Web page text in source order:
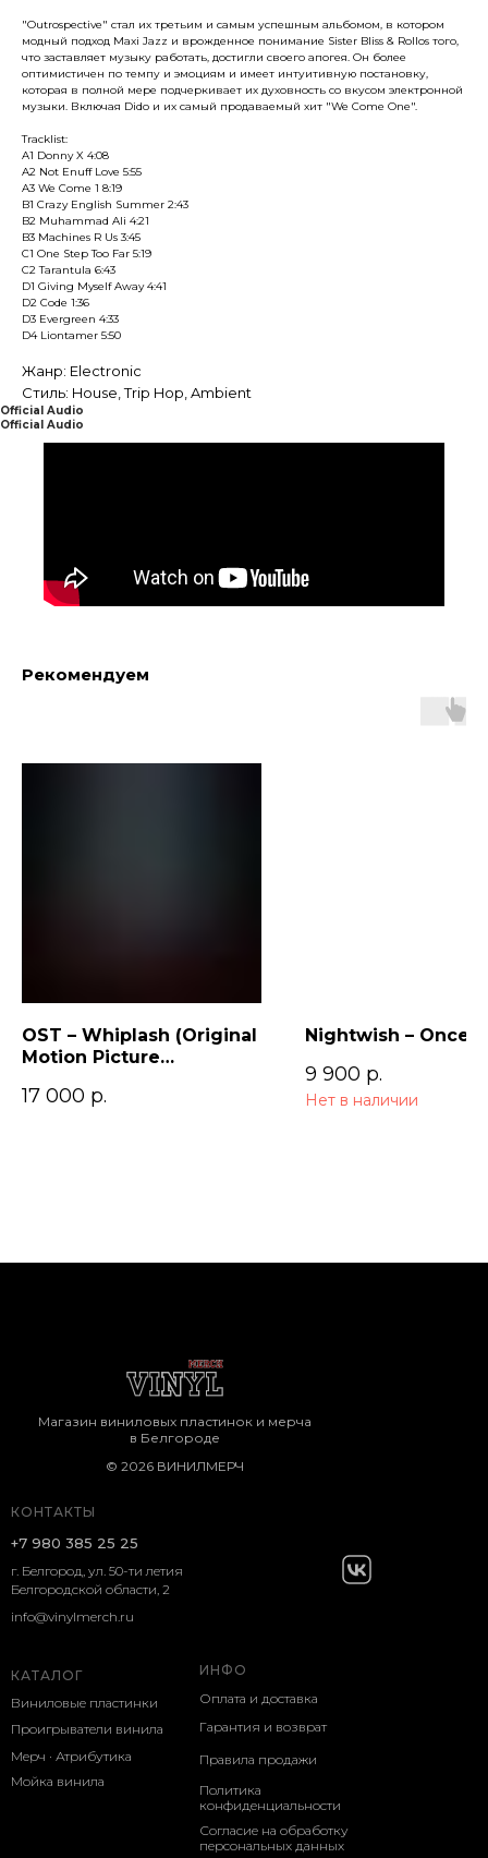
"Outrospective" стал их третьим и самым успешным альбомом, в котором
модный подход Maxi Jazz и врожденное понимание Sister Bliss & Rollos того,
что заставляет музыку работать, достигли своего апогея. Он более
оптимистичен по темпу и эмоциям и имеет интуитивную постановку,
которая в полной мере подчеркивает их духовность со вкусом электронной
музыки. Включая Dido и их самый продаваемый хит "We Come One".
Tracklist:
A1 Donny X 4:08
A2 Not Enuff Love 5:55
A3 We Come 1 8:19
B1 Crazy English Summer 2:43
B2 Muhammad Ali 4:21
B3 Machines R Us 3:45
C1 One Step Too Far 5:19
C2 Tarantula 6:43
D1 Giving Myself Away 4:41
D2 Code 1:36
D3 Evergreen 4:33
D4 Liontamer 5:50
Жанр: Electronic
Стиль: House, Trip Hop, Ambient
Official Audio
Official Audio
Рекомендуем
OST – Whiplash (Original
Motion Picture
17 000 р.
Nightwish – Once
9 900 р.
Нет в наличии
КОНТАКТЫ
г. Белгород, ул. 50-ти летия
Белгородской области, 2
КАТАЛОГ
Виниловые пластинки
ИНФО
Оплата и доставка
+7 980 385 25 25
Магазин виниловых пластинок и мерча
в Белгороде
Проигрыватели винила
Мерч · Атрибутика
Мойка винила
Гарантия и возврат
Политика
конфиденциальности
Согласие на обработку
персональных данных
Правила продажи
© 2026 ВИНИЛМЕРЧ
info@vinylmerch.ru